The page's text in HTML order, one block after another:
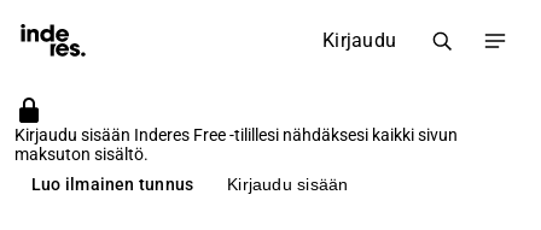
Kirjaudu
Kirjaudu sisään Inderes Free -tilillesi nähdäksesi kaikki sivun
maksuton sisältö.
Luo ilmainen tunnus
Kirjaudu sisään